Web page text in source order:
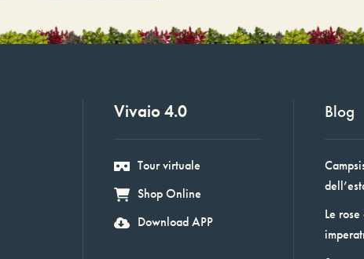
Vivaio 4.0
Tour virtuale
Shop Online
Download APP
Blog
Le